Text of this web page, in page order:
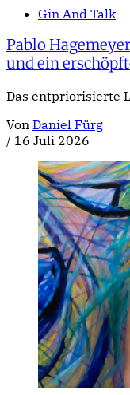
Gin And Talk
Pablo
und ein
Das entpriorisierte
Von Daniel Fürg
/ 16 Juli 2026